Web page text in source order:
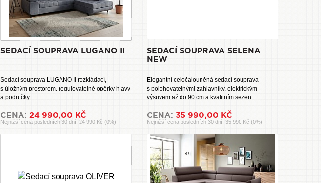
SEDACÍ SOUPRAVA LUGANO II
Sedací souprava LUGANO II rozkládací,
s úložným prostorem, regulovatelné opěrky hlavy
a područky.
CENA: 24 990,00 KČ
Nejnižší cena posledních 30 dní: 24 990 Kč (0%)
SEDACÍ SOUPRAVA SELENA
NEW
Elegantní celočalouněná sedací souprava
s polohovatelnými záhlavníky, elektrickým
výsuvem až do 90 cm a kvalitním sezen...
CENA: 35 990,00 KČ
Nejnižší cena posledních 30 dní: 35 990 Kč (0%)